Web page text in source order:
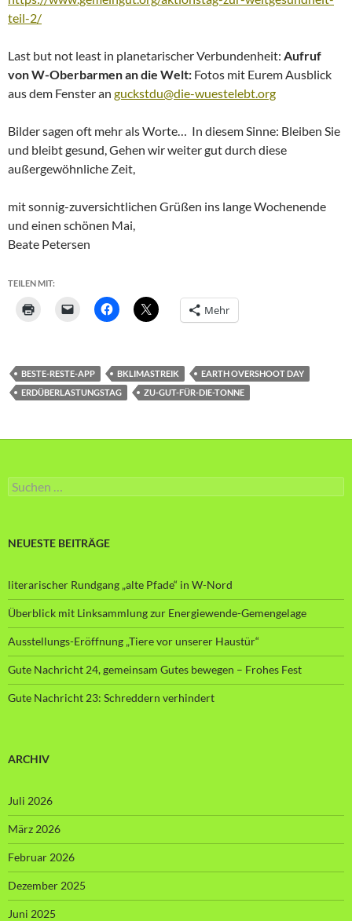
teil-2/
Last but not least in planetarischer Verbundenheit: Aufruf
von W-Oberbarmen an die Welt: Fotos mit Eurem Ausblick
aus dem Fenster an guckstdu@die-wuestelebt.org
Bilder sagen oft mehr als Worte… In diesem Sinne: Bleiben Sie
und bleibt gesund, Gehen wir weiter gut durch diese
außergewöhnliche Zeit,
mit sonnig-zuversichtlichen Grüßen ins lange Wochenende
und einen schönen Mai,
Beate Petersen
TEILEN MIT:
Mehr
BESTE-RESTE-APP BKLIMASTREIK
EARTH OVERSHOOT DAY
ERDÜBERLASTUNGSTAG
ZU-GUT-FÜR-DIE-TONNE
Suche
nach:
NEUESTE BEITRÄGE
literarischer Rundgang „alte Pfade“ in W-Nord
Überblick mit Linksammlung zur Energiewende-Gemengelage
Ausstellungs-Eröffnung „Tiere vor unserer Haustür“
Gute Nachricht 24, gemeinsam Gutes bewegen – Frohes Fest
Gute Nachricht 23: Schreddern verhindert
ARCHIV
Juli 2026
März 2026
Februar 2026
Dezember 2025
Juni 2025